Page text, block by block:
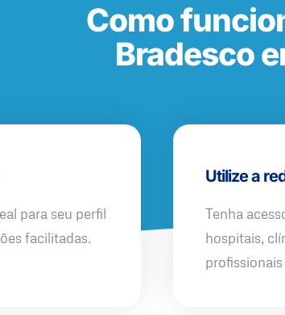
Como
Bradesco
para seu perfil
facilitadas.
Utilize a
Tenha
hospitais,